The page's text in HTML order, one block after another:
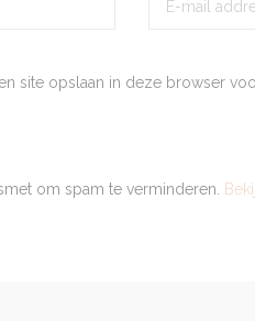
site opslaan in deze browser
om spam te verminderen.